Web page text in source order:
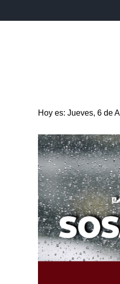
ENTRETENIMIENTO
Hoy es: Jueves, 6 de